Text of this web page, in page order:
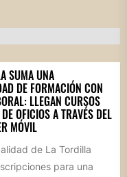
SUMA UNA
DE FORMACIÓN CON
LLEGAN CURSOS
OFICIOS A TRAVÉS DEL
MÓVIL
de La Tordilla
para una